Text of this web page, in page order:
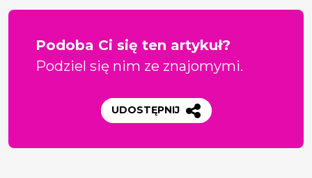
Podoba Ci się ten artykuł?
Podziel się nim ze znajomymi.
UDOSTĘPNIJ